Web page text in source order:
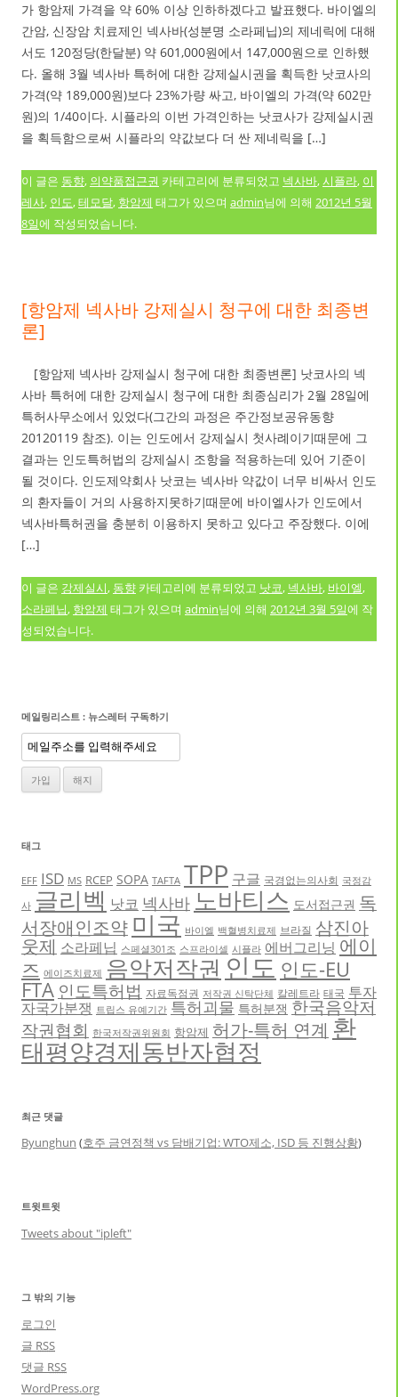
가 항암제 가격을 약 60% 이상 인하하겠다고 발표했다. 바이엘의
간암, 신장암 치료제인 넥사바(성분명 소라페닙)의 제네릭에 대해
서도 120정당(한달분) 약 601,000원에서 147,000원으로 인하했
다. 올해 3월 넥사바 특허에 대한 강제실시권을 획득한 낫코사의
가격(약 189,000원)보다 23%가량 싸고, 바이엘의 가격(약 602만
원)의 1/40이다. 시플라의 이번 가격인하는 낫코사가 강제실시권
을 획득함으로써 시플라의 약값보다 더 싼 제네릭을 […]
이 글은 동향, 의약품접근권 카테고리에 분류되었고 넥사바,시플라, 이
레사, 인도,테모달, 항암제 태그가 있으며 admin님에 의해 2012년 5월
8일에 작성되었습니다.
[항암제 넥사바 강제실시 청구에 대한 최종변
론]
[항암제 넥사바 강제실시 청구에 대한 최종변론] 낫코사의 넥
사바 특허에 대한 강제실시 청구에 대한 최종심리가 2월 28일에
특허사무소에서 있었다(그간의 과정은 주간정보공유동향
20120119 참조). 이는 인도에서 강제실시 첫사례이기때문에 그
결과는 인도특허법의 강제실시 조항을 적용하는데 있어 기준이
될 것이다. 인도제약회사 낫코는 넥사바 약값이 너무 비싸서 인도
의 환자들이 거의 사용하지못하기때문에 바이엘사가 인도에서
넥사바특허권을 충분히 이용하지 못하고 있다고 주장했다. 이에
[…]
이 글은 강제실시, 동향 카테고리에 분류되었고 낫코, 넥사바, 바이엘,
소라페닙, 항암제 태그가 있으며 admin님에 의해 2012년 3월 5일에 작
성되었습니다.
메일링리스트 : 뉴스레터 구독하기
태그
EFF ISD MS RCEP SOPA TAFTA TPP 구글 국경없는의사회 국정감
사 글리벡 낫코 넥사바 노바티스 도서접근권 독
서장애인조약 미국 바이엘 백혈병치료제 브라질 삼진아
웃제 소라페닙 스페셜301조 스프라이셀 시플라 에버그리닝 에이
즈 에이즈치료제 음악저작권 인도 인도-EU
FTA 인도특허법 자료독점권 저작권 신탁단체 칼레트라 태국 투자
자국가분쟁 트립스 유예기간 특허괴물 특허분쟁 한국음악저
작권협회 한국저작권위원회 항암제 허가-특허 연계 환
태평양경제동반자협정
최근 댓글
Byunghun (호주 금연정책 vs 담배기업: WTO제소, ISD 등 진행상황)
트윗트윗
Tweets about "ipleft"
그 밖의 기능
로그인
글 RSS
댓글 RSS
WordPress.org